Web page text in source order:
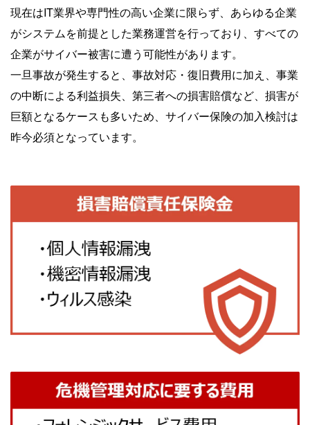
現在はIT業界や専門性の高い企業に限らず、あらゆる企業
がシステムを前提とした業務運営を行っており、すべての
企業がサイバー被害に遭う可能性があります。
一旦事故が発生すると、事故対応・復旧費用に加え、事業
の中断による利益損失、第三者への損害賠償など、損害が
巨額となるケースも多いため、サイバー保険の加入検討は
昨今必須となっています。